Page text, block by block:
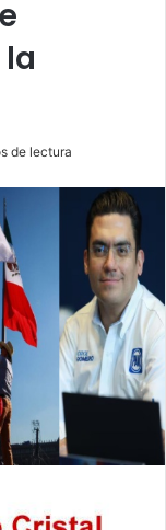
de lectura